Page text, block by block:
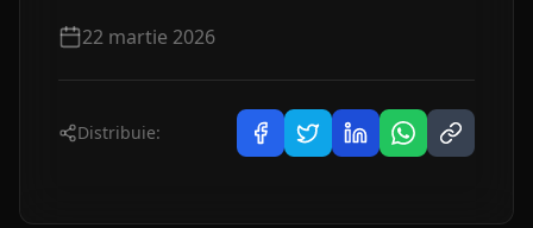
22 martie 2026
Distribuie: